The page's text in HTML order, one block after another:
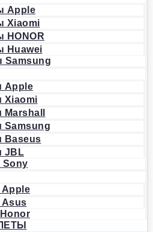
Apple
Xiaomi
HONOR
Huawei
Samsung
Apple
Xiaomi
Samsung
Baseus
JBL
Sony
Apple
Asus